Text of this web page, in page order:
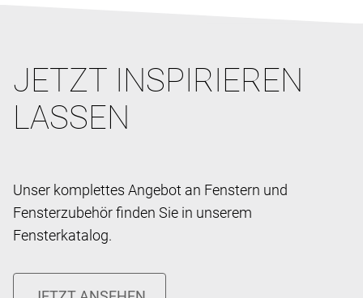
JETZT INSPIRIEREN
LASSEN
Unser komplettes Angebot an Fenstern und
Fensterzubehör finden Sie in unserem
Fensterkatalog.